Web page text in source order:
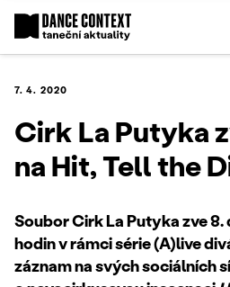
7. 4. 2020
Cirk La Putyka
na Hit, Tell the
Soubor Cirk La Putyka zve 8.
hodin v rámci série (A)live
záznam na svých sociálních